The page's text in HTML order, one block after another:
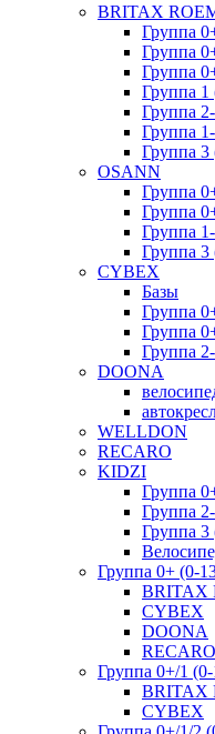
BRITAX
Группа
Группа
Группа
Группа 1
Группа
Группа
Группа 3
OSANN
Группа
Группа
Группа
Группа 3
CYBEX
Базы
Группа
Группа
Группа
DOONA
WELLDON
RECARO
KIDZI
Группа
Группа
Группа 3
Группа 0+ (0-
BRITAX
CYBEX
DOONA
RECARO
Группа 0+/1
BRITAX
CYBEX